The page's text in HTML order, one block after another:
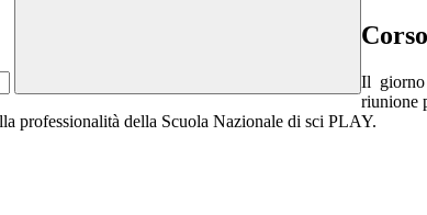
Il giorno
riunione
professionalità della Scuola Nazionale di sci PLAY.